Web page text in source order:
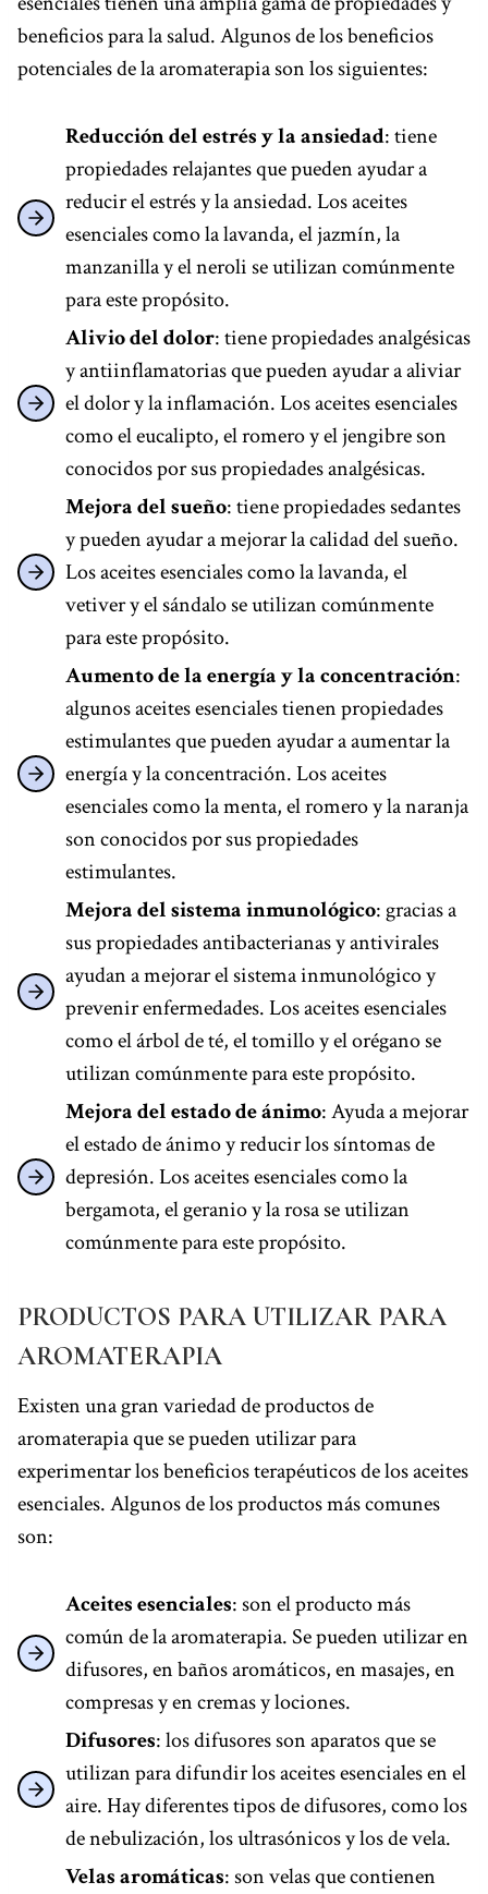
beneficios para la salud. Algunos de los beneficios
potenciales de la aromaterapia son los siguientes:
Reducción del estrés y la ansiedad: tiene
propiedades relajantes que pueden ayudar a
reducir el estrés y la ansiedad. Los aceites
esenciales como la lavanda, el jazmín, la
manzanilla y el neroli se utilizan comúnmente
para este propósito.
Alivio del dolor: tiene propiedades analgésicas
y antiinflamatorias que pueden ayudar a aliviar
el dolor y la inflamación. Los aceites esenciales
como el eucalipto, el romero y el jengibre son
conocidos por sus propiedades analgésicas.
Mejora del sueño: tiene propiedades sedantes
y pueden ayudar a mejorar la calidad del sueño.
Los aceites esenciales como la lavanda, el
vetiver y el sándalo se utilizan comúnmente
para este propósito.
Aumento de la energía y la concentración:
algunos aceites esenciales tienen propiedades
estimulantes que pueden ayudar a aumentar la
energía y la concentración. Los aceites
esenciales como la menta, el romero y la naranja
son conocidos por sus propiedades
estimulantes.
Mejora del sistema inmunológico: gracias a
sus propiedades antibacterianas y antivirales
ayudan a mejorar el sistema inmunológico y
prevenir enfermedades. Los aceites esenciales
como el árbol de té, el tomillo y el orégano se
utilizan comúnmente para este propósito.
Mejora del estado de ánimo: Ayuda a mejorar
el estado de ánimo y reducir los síntomas de
depresión. Los aceites esenciales como la
bergamota, el geranio y la rosa se utilizan
comúnmente para este propósito.
PRODUCTOS PARA UTILIZAR PARA
AROMATERAPIA
Existen una gran variedad de productos de
aromaterapia que se pueden utilizar para
experimentar los beneficios terapéuticos de los aceites
esenciales. Algunos de los productos más comunes
son:
Aceites esenciales: son el producto más
común de la aromaterapia. Se pueden utilizar en
difusores, en baños aromáticos, en masajes, en
compresas y en cremas y lociones.
Difusores: los difusores son aparatos que se
utilizan para difundir los aceites esenciales en el
aire. Hay diferentes tipos de difusores, como los
de nebulización, los ultrasónicos y los de vela.
Velas aromáticas: son velas que contienen